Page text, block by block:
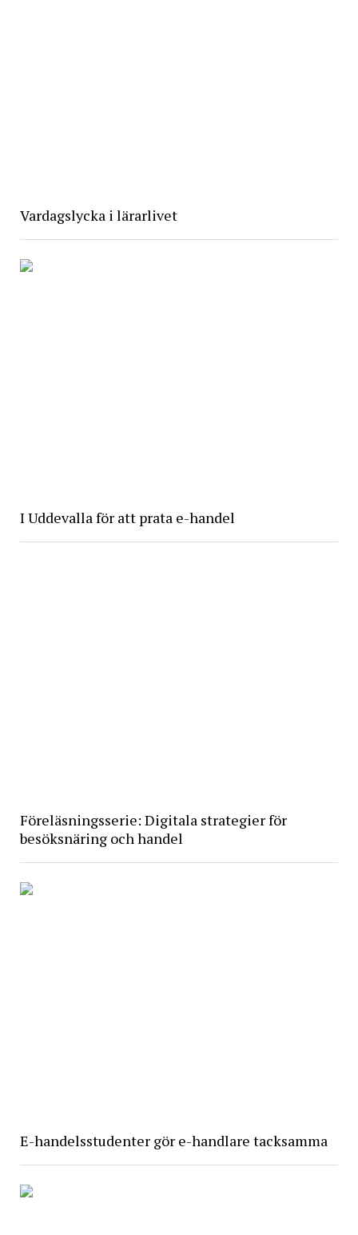
Vardagslycka i lärarlivet
I Uddevalla för att prata e-handel
Föreläsningsserie: Digitala strategier för
besöksnäring och handel
E-handelsstudenter gör e-handlare tacksamma